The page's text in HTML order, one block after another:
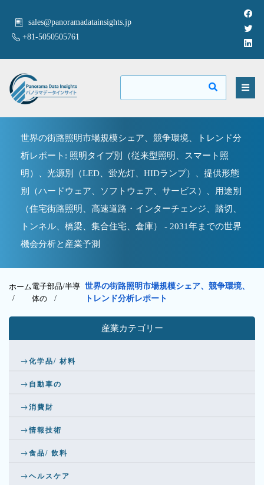
sales@panoramadatainsights.jp
+81-5050505761
世界の街路照明市場規模シェア、競争環境、トレンド分
析レポート: 照明タイプ別（従来型照明、スマート照
明）、光源別（LED、蛍光灯、HIDランプ）、提供形態
別（ハードウェア、ソフトウェア、サービス）、用途別
（住宅街路照明、高速道路・インターチェンジ、踏切、
トンネル、橋梁、集合住宅、倉庫） - 2031年までの世界
機会分析と産業予測
ホーム
/
電子部品/半導
体の /
世界の街路照明市場規模シェア、競争環境、
トレンド分析レポート
産業カテゴリー
化学品/ 材料
自動車の
消費財
情報技術
食品/ 飲料
ヘルスケア